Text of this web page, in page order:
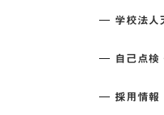
学校法人
自己点検
採用情報